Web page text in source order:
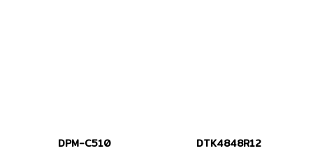
DPM-C510 DTK4848R12